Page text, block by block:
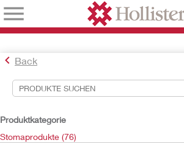
Back
Produktkategorie
Stomaprodukte (76)
Suchwerkzeuge
Ihre Auswahl:
Stomaprodukte